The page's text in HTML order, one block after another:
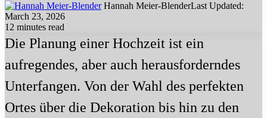
Hannah Meier-BlenderLast Updated:
March 23, 2026
12 minutes read
Die Planung einer Hochzeit ist ein
aufregendes, aber auch herausforderndes
Unterfangen. Von der Wahl des perfekten
Ortes über die Dekoration bis hin zu den